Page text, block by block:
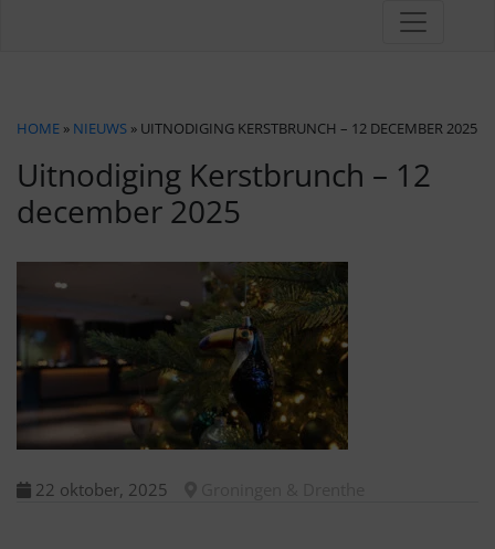
HOME » NIEUWS » UITNODIGING KERSTBRUNCH – 12 DECEMBER 2025
Uitnodiging Kerstbrunch – 12
december 2025
22 oktober, 2025